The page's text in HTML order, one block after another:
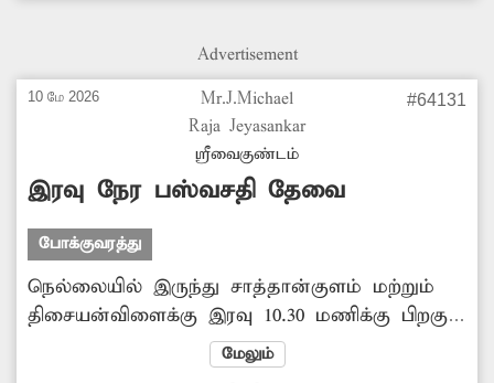
பயணிக்கின்றனர். எனவே புதிய பஸ்சை
மேற்கொள்ள வேண்டுகிறேன்.
Advertisement
10 மே 2026
Mr.J.Michael
Raja Jeyasankar
ஸ்ரீவைகுண்டம்
#64131
இரவு நேர பஸ்வசதி தேவை
போக்குவரத்து
நெல்லையில் இருந்து சாத்தான்குளம் மற்றும்
திசையன்விளைக்கு இரவு 10.30 மணிக்கு பிறகு
பஸ் வசதி இ்ல்லை. பின்னர் அதிகாலை 4.15
மணிக்கு தான் பஸ் வசதி உள்ளது. எனவே
மேலும்